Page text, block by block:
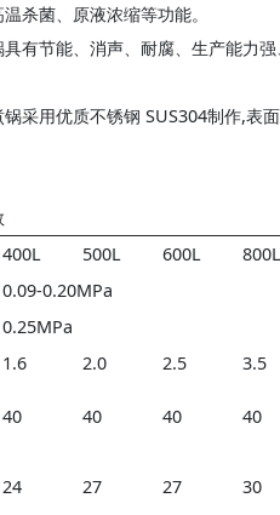
杀菌、原液浓缩等功能。
有节能、消声、耐腐、生产能力
采用优质不锈钢 SUS304制作,表
400L 500L 600L 800L
0.09-0.20MPa
0.25MPa
1.6 2.0 2.5 3.5
40 40 40 40
24 27 27 30